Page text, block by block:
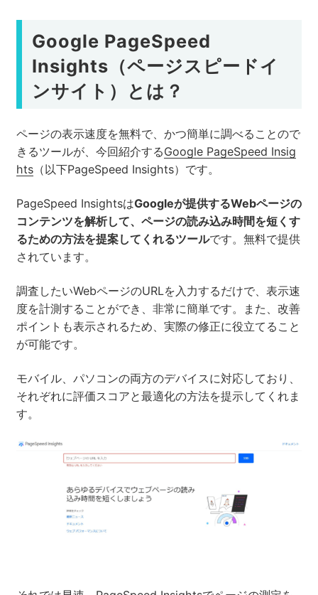
Google PageSpeed
Insights（ページスピードイ
ンサイト）とは？
ページの表示速度を無料で、かつ簡単に調べることので
きるツールが、今回紹介するGoogle PageSpeed Insig
hts（以下PageSpeed Insights）です。
PageSpeed InsightsはGoogleが提供するWebページの
コンテンツを解析して、ページの読み込み時間を短くす
るための方法を提案してくれるツールです。無料で提供
されています。
調査したいWebページのURLを入力するだけで、表示速
度を計測することができ、非常に簡単です。また、改善
ポイントも表示されるため、実際の修正に役立てること
が可能です。
モバイル、パソコンの両方のデバイスに対応しており、
それぞれに評価スコアと最適化の方法を提示してくれま
す。